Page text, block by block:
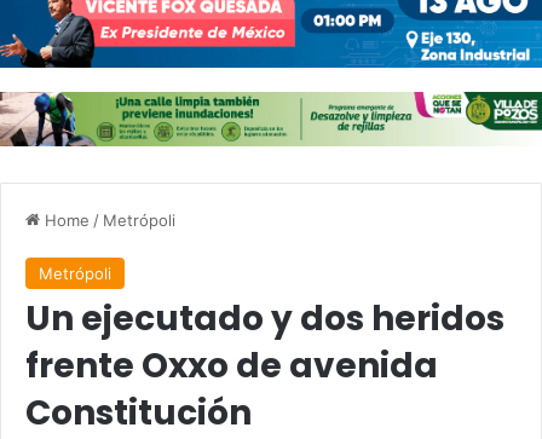
Home / Metrópoli
Metrópoli
Un ejecutado y dos heridos
frente Oxxo de avenida
Constitución